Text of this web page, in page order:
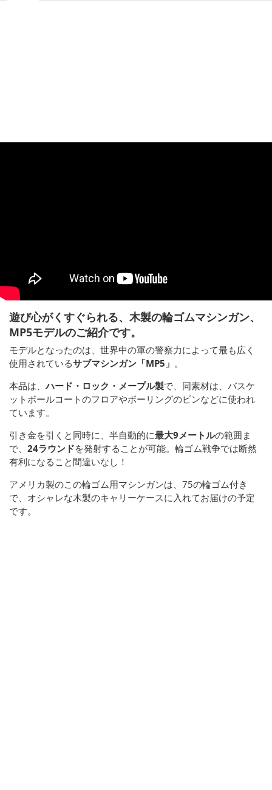
遊び心がくすぐられる、木製の輪ゴムマシンガン、
MP5モデルのご紹介です。
モデルとなったのは、世界中の軍の警察力によって最も広く
使用されているサブマシンガン「MP5」 。
本品は、ハード・ロック・メープル製で、同素材は、バスケ
ットボールコートのフロアやボーリングのピンなどに使われ
ています。
引き金を引くと同時に、半自動的に最大9メートルの範囲ま
で、 24ラウンドを発射することが可能。輪ゴム戦争では断然
有利になること間違いなし！
アメリカ製のこの輪ゴム用マシンガンは、75の輪ゴム付き
で、オシャレな木製のキャリーケースに入れてお届けの予定
です。